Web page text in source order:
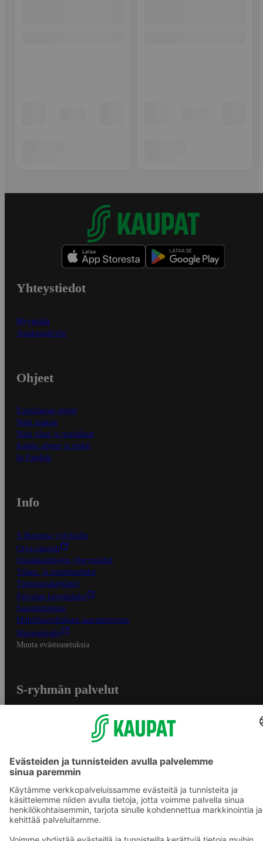
Yhteystiedot
Myymälät
Asiakaspalvelu
Ohjeet
Ensitilaajan ohjeet
Näin maksat
Näin tilaat ja muokkaat
Kaikki ohjeet ja vinkit
In English
Info
S-Business yrityksille
Oiva-raportit
Osuuskauppojen yhteystiedot
Tilaus- ja toimitusehdot
Tietosuojakäytäntö
Palvelun käyttöehdot
Saavutettavuus
Mobiilisovelluksen saavutettavuus
Mainostajalle
Muuta evästeasetuksia
S-ryhmän palvelut
S-ostoslista -sovellus
Prisma.fi
Sokos.fi
S-Pankki
Yhteishyvä
Sokos Hotels